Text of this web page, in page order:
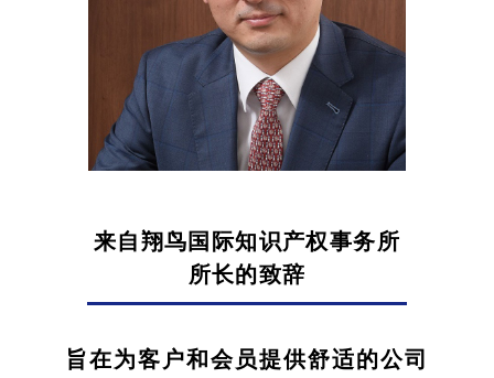
来自翔鸟国际知识产权事务所
所长的致辞
旨在为客户和会员提供舒适的公司
咨询表单